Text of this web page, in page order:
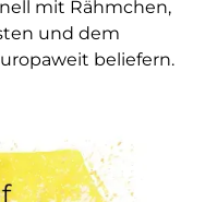
mit Rähmchen,
und dem
beliefern.